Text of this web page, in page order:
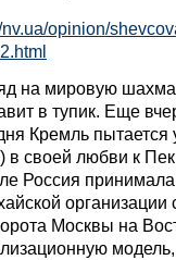
nv.ua/opinion/
на мировую
в тупик. Еще
Кремль пытается
в своей любви к
Россия
организации
Москвы на